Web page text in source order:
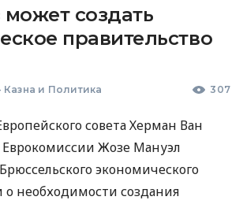
создать
правительство
Казна и Политика 307
совета Херман Ван
Еврокомиссии Жозе Мануэл
экономического
о необходимости создания